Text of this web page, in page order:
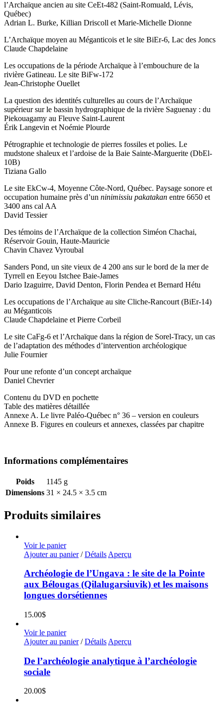
l’Archaïque ancien au site CeEt-482 (Saint-Romuald, Lévis,
Québec)
Adrian L. Burke, Killian Driscoll et Marie-Michelle Dionne
L’Archaïque moyen au Méganticois et le site BiEr-6, Lac des Joncs
Claude Chapdelaine
Les occupations de la période Archaïque à l’embouchure de la
rivière Gatineau. Le site BiFw-172
Jean-Christophe Ouellet
La question des identités culturelles au cours de l’Archaïque
supérieur sur le bassin hydrographique de la rivière Saguenay : du
Piekouagamy au Fleuve Saint-Laurent
Érik Langevin et Noémie Plourde
Pétrographie et technologie de pierres fossiles et polies. Le
mudstone shaleux et l’ardoise de la Baie Sainte-Marguerite (DbEl-
10B)
Tiziana Gallo
Le site EkCw-4, Moyenne Côte-Nord, Québec. Paysage sonore et
occupation humaine près d’un ninimissiu pakatakan entre 6650 et
3400 ans cal AA
David Tessier
Des témoins de l’Archaïque de la collection Siméon Chachai,
Réservoir Gouin, Haute-Mauricie
Chavin Chavez Vyroubal
Sanders Pond, un site vieux de 4 200 ans sur le bord de la mer de
Tyrrell en Eeyou Istchee Baie-James
Dario Izaguirre, David Denton, Florin Pendea et Bernard Hétu
Les occupations de l’Archaïque au site Cliche-Rancourt (BiEr-14)
au Méganticois
Claude Chapdelaine et Pierre Corbeil
Le site CaFg-6 et l’Archaïque dans la région de Sorel-Tracy, un cas
de l’adaptation des méthodes d’intervention archéologique
Julie Fournier
Pour une refonte d’un concept archaïque
Daniel Chevrier
Contenu du DVD en pochette
Table des matières détaillée
Annexe A. Le livre Paléo-Québec n° 36 – version en couleurs
Annexe B. Figures en couleurs et annexes, classées par chapitre
Informations complémentaires
Poids
1145 g
Dimensions 31 × 24.5 × 3.5 cm
Produits similaires
Voir le panier
Ajouter au panier / Détails Aperçu
Archéologie de l’Ungava : le site de la Pointe
aux Bélougas (Qilalugarsiuvik) et les maisons
longues dorsétiennes
15.00$
Voir le panier
Ajouter au panier / Détails Aperçu
De l’archéologie analytique à l’archéologie
sociale
20.00$